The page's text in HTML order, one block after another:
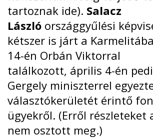
tartoznak ide). Salacz
László országgyűlési
kétszer is járt a
14-én Orbán Viktorral
találkozott, április 4-én
Gergely miniszterrel
választókerületét érintő
ügyekről. (Erről részleteket
nem osztott meg.)